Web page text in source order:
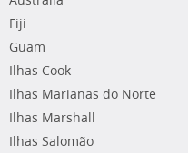
Fiji
Guam
Ilhas Cook
Ilhas Marianas do Norte
Ilhas Marshall
Ilhas Salomão